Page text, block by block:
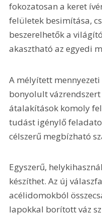
fokozatosan a keret
felületek besimítása,
beszerelhetők a
akasztható az egyedi
A mélyített
bonyolult
átalakítások komoly
tudást igénylő
célszerű megbízható
Egyszerű,
készíthet. Az új
acélidomokból
lapokkal borított váz